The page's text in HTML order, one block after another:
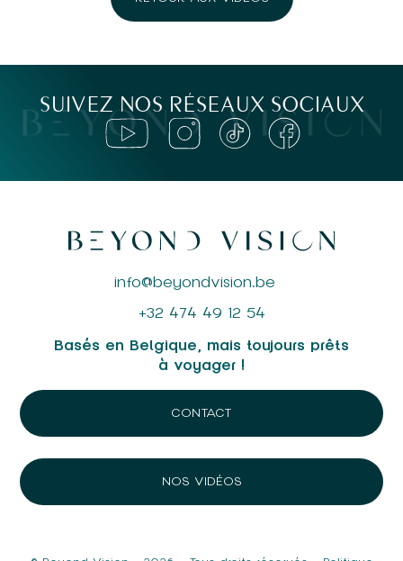
SUIVEZ NOS RÉSEAUX SOCIAUX
info@beyondvision.be
+32 474 49 12 54
Basés en Belgique, mais toujours prêts
à voyager !
CONTACT
NOS VIDÉOS